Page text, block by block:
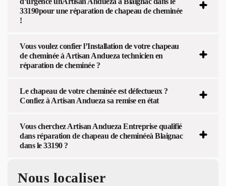
33190pour une réparation de chapeau de cheminée
!
Vous voulez confier l’Installation de votre chapeau
de cheminée à Artisan Andueza technicien en
réparation de cheminée ?
Le chapeau de votre cheminée est défectueux ?
Confiez à Artisan Andueza sa remise en état
Vous cherchez Artisan Andueza Entreprise qualifié
dans réparation de chapeau de cheminéeà Blaignac
dans le 33190 ?
Nous localiser